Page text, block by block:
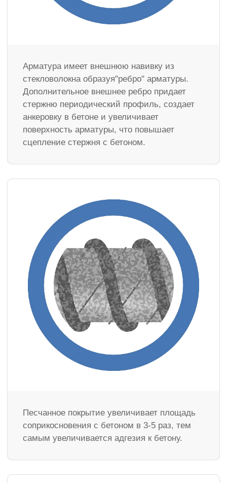
Арматура имеет внешнюю навивку из
стекловолокна образуя"ребро" арматуры.
Дополнительное внешнее ребро придает
стержню периодический профиль, создает
анкеровку в бетоне и увеличивает
поверхность арматуры, что повышает
сцепление стержня с бетоном.
Песчанное покрытие увеличивает площадь
соприкосновения с бетоном в 3-5 раз, тем
самым увеличивается адгезия к бетону.